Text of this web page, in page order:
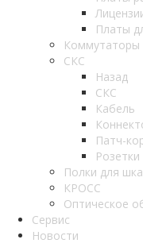
Платы
Коммутаторы
СКС
Назад
СКС
Кабель
Патч-
Розетки
Полки для
КРОСС
Оптическое
Сервис
Новости